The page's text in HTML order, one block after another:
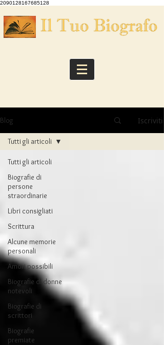
2090128167685128
Blog Iscriviti
Tutti gli articoli
Biografie di
persone
straordinarie
Libri consigliati
Scrittura
Alcune memorie
personali
Amori possibili
Biografie di donne
notevoli
Biografie di
scrittori
Biografie
premiate
Tutti gli articoli